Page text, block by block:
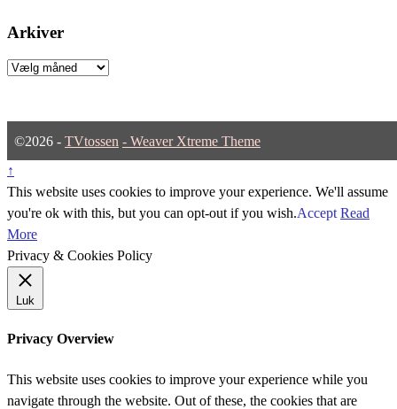
Arkiver
Arkiver
©2026 - TVtossen - Weaver Xtreme Theme
↑
This website uses cookies to improve your experience. We'll assume
you're ok with this, but you can opt-out if you wish.Accept Read
More
Privacy & Cookies Policy
Luk
Privacy Overview
This website uses cookies to improve your experience while you
navigate through the website. Out of these, the cookies that are